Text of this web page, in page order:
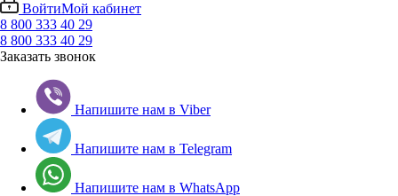
ВойтиМой кабинет
8 800 333 40 29
8 800 333 40 29
Заказать звонок
Напишите нам в Viber
Напишите нам в Telegram
Напишите нам в WhatsApp